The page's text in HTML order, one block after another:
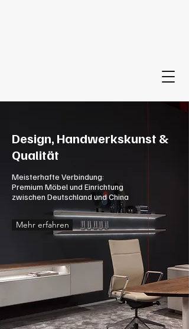
Design, Handwerkskunst &
Qualität
Meisterhafte Verbindung:
Premium Möbel und Einrichtung
zwischen Deutschland und China
Mehr erfahren